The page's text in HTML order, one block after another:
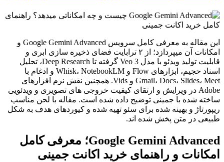
این مقاله به معرفی کامل سرویس Google Gemini Advanced و
امکانات آن میپردازد؛ از ۲ ترابایت فضای ذخیره سازی ابری و
قابلیت تولید ویدئو با مدل Veo 3 گرفته تا Deep Research، تحلیل
اسناد حجیم، ابزارهای Flow و Whisk، NotebookLM و ادغام با
Gmail، Docs، Slides، Meet و Vids. همچنین نقش نرم افزارهای
Adobe در ویرایش و ارتقای کیفیت خروجی های تصویری و ویدئویی
ساخته شده با جمینی توضیح داده شده است. مقاله با لحن مناسب
ریپورتاژ و بهینه شده برای سئو تهیه شده و کیوردهای هدف به شکل
طبیعی در متن پخش شده اند.
Google Gemini Advanced؛ معرفی کامل
امکانات و راهنمای خرید اکانت جمینی